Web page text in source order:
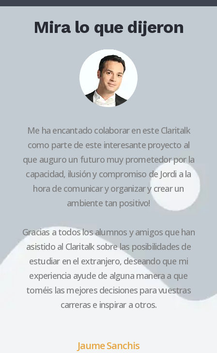
Mira lo que dijeron
Me ha encantado colaborar en este Claritalk
como parte de este interesante proyecto al
que auguro un futuro muy prometedor por la
capacidad, ilusión y compromiso de Jordi a la
hora de comunicar y organizar y crear un
ambiente tan positivo!
Gracias a todos los alumnos y amigos que han
asistido al Claritalk sobre las posibilidades de
estudiar en el extranjero, deseando que mi
experiencia ayude de alguna manera a que
toméis las mejores decisiones para vuestras
carreras e inspirar a otros.
Jaume Sanchis